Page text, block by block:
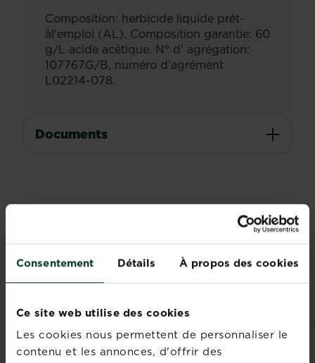
Consentement Détails À propos des cookies
Ce site web utilise des cookies
Les cookies nous permettent de personnaliser le
contenu et les annonces, d'offrir des
Composition: herbicide liquide prêt-
àl'emploi (AL). Composition garantie: 60
g/L acide acétique. N° d' agrégation:
107767G/B, numéro d'agrément
L02214-078.
Documents
LES CLIENTS ONT
ÉGALEMENT REGARDÉ